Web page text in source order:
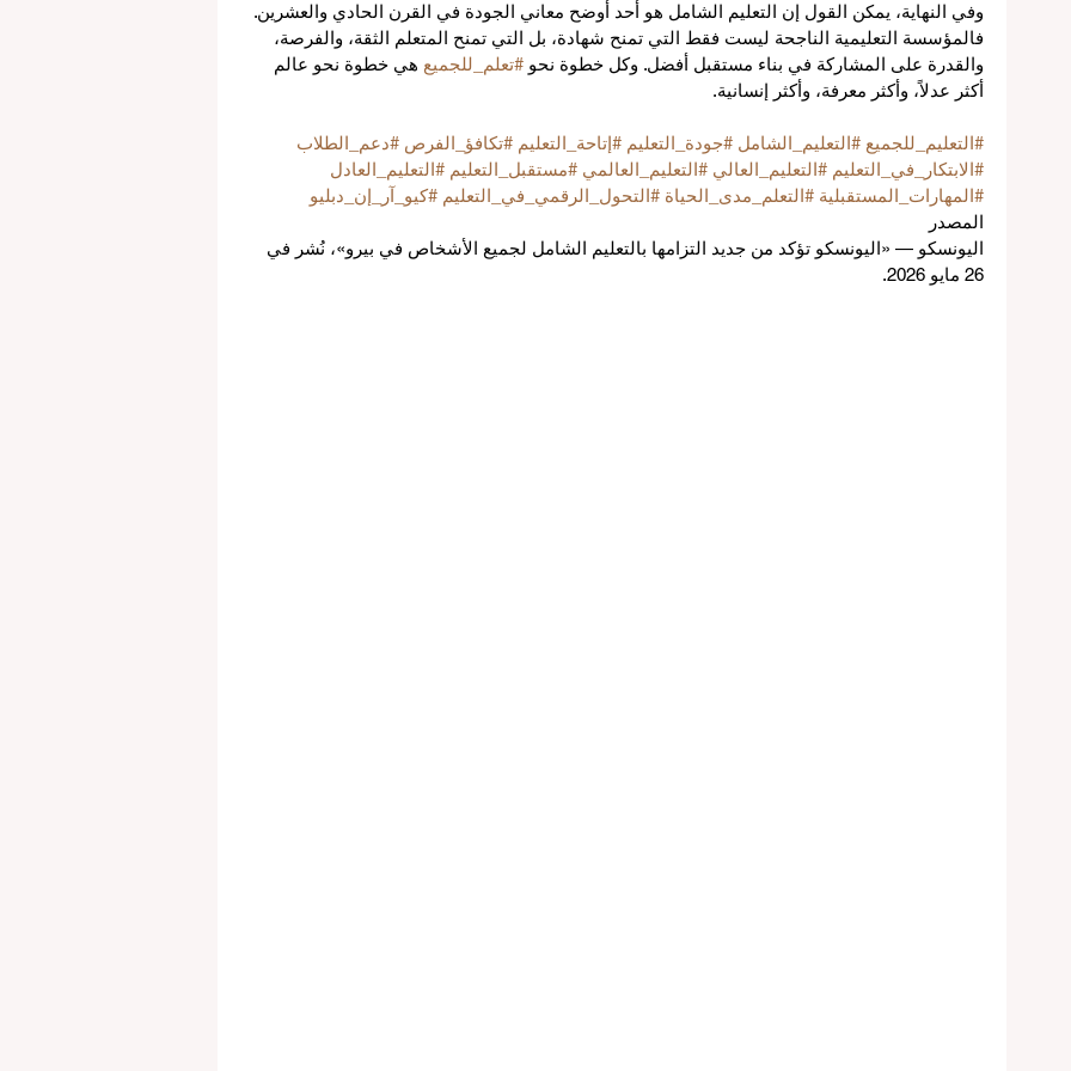
وفي النهاية، يمكن القول إن التعليم الشامل هو أحد أوضح معاني الجودة في القرن الحادي والعشرين.
فالمؤسسة التعليمية الناجحة ليست فقط التي تمنح شهادة، بل التي تمنح المتعلم الثقة، والفرصة،
والقدرة على المشاركة في بناء مستقبل أفضل. وكل خطوة نحو #تعلم_للجميع هي خطوة نحو عالم
أكثر عدلاً، وأكثر معرفة، وأكثر إنسانية.
#التعليم_للجميع #التعليم_الشامل #جودة_التعليم #إتاحة_التعليم #تكافؤ_الفرص #دعم_الطلاب
#الابتكار_في_التعليم #التعليم_العالي #التعليم_العالمي #مستقبل_التعليم #التعليم_العادل
#المهارات_المستقبلية #التعلم_مدى_الحياة #التحول_الرقمي_في_التعليم #كيو_آر_إن_دبليو
المصدر
اليونسكو — «اليونسكو تؤكد من جديد التزامها بالتعليم الشامل لجميع الأشخاص في بيرو»، نُشر في
26 مايو 2026.